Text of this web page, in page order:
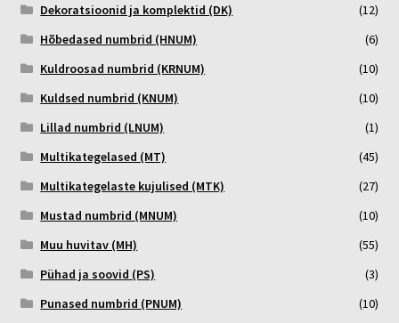
Dekoratsioonid ja komplektid (DK)
(12)
Hõbedased numbrid (HNUM)
(6)
Kuldroosad numbrid (KRNUM)
(10)
Kuldsed numbrid (KNUM)
(10)
Lillad numbrid (LNUM)
(1)
Multikategelased (MT)
(45)
Multikategelaste kujulised (MTK)
(27)
Mustad numbrid (MNUM)
(10)
Muu huvitav (MH)
(55)
Pühad ja soovid (PS)
(3)
Punased numbrid (PNUM)
(10)